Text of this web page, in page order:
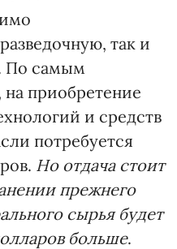
так и
По самым
приобретение
и средств
потребуется
Но отдача стоит
прежнего
сырья будет
больше.